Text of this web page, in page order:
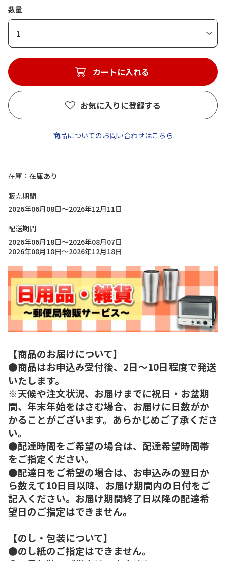
数量
1
カートに入れる
お気に入りに登録する
商品についてのお問い合わせはこちら
在庫
在庫あり
販売期間
2026年06月08日～2026年12月11日
配送期間
2026年06月18日～2026年08月07日
2026年08月18日～2026年12月18日
【商品のお届けについて】
●商品はお申込み受付後、2日～10日程度で発送
いたします。
※天候や注文状況、お届けまでに祝日・お盆期
間、年末年始をはさむ場合、お届けに日数がか
かることがございます。あらかじめご了承くださ
い。
●配達時間をご希望の場合は、配達希望時間帯
をご指定ください。
●配達日をご希望の場合は、お申込みの翌日か
ら数えて10日目以降、お届け期間内の日付をご
記入ください。お届け期間終了日以降の配達希
望日のご指定はできません。
【のし・包装について】
●のし紙のご指定はできません。